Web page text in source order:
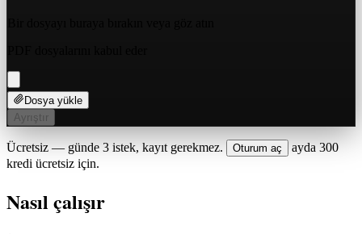
Dosya yükle
Ayrıştır
Ücretsiz — günde 3 istek, kayıt gerekmez. Oturum aç
ayda 300
kredi ücretsiz için.
Nasıl çalışır